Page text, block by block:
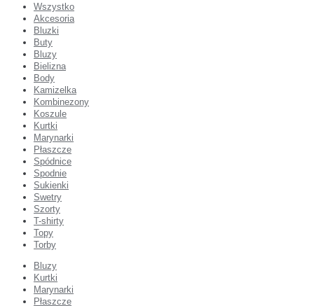
Wszystko
Akcesoria
Bluzki
Buty
Bluzy
Bielizna
Body
Kamizelka
Kombinezony
Koszule
Kurtki
Marynarki
Płaszcze
Spódnice
Spodnie
Sukienki
Swetry
Szorty
T-shirty
Topy
Torby
Bluzy
Kurtki
Marynarki
Płaszcze